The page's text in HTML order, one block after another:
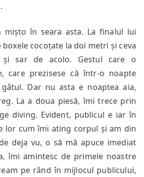
mișto în seara asta. La finalul lui
cocoțate la doi metri și ceva
și sar de acolo. Gestul care o
care prezisese că într-o noapte
Dar nu asta e noaptea aia,
La a doua piesă, îmi trece prin
diving. Evident, publicul e iar în
lor cum îmi ating corpul și am din
deja vu, o să mă apuce imediat
îmi amintesc de primele noastre
pe rând în mijlocul publicului,